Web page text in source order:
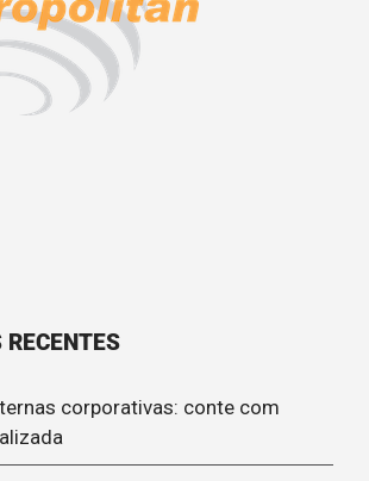
RECENTES
corporativas: conte com